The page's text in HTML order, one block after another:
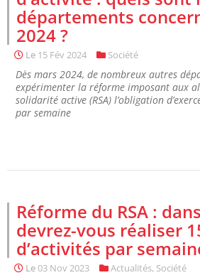
départements
2024 ?
Le 15 Fév 2024 Société
Dès mars 2024, de nombreux autres
expérimenter la réforme imposant aux
solidarité active (RSA) l’obligation
par semaine
Réforme du RSA :
devrez-vous réaliser
d’activités par
Le03 Nov 2023 Actualités, Société